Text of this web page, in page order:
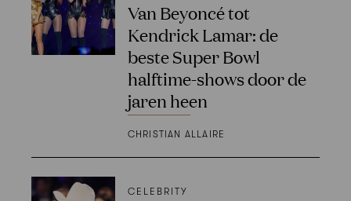
Van Beyoncé tot
Kendrick Lamar: de
beste Super Bowl
halftime-shows door de
jaren heen
CHRISTIAN ALLAIRE
CELEBRITY